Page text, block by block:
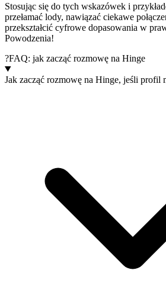
Stosując się do tych wskazówek i
przełamać lody, nawiązać ciekawe
przekształcić cyfrowe dopasowania w
Powodzenia!
?FAQ: jak zacząć rozmowę na Hinge
Jak zacząć rozmowę na Hinge, jeśli profil